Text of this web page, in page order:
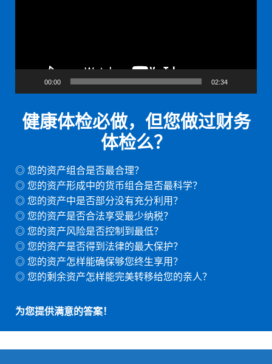
00:00 02:34
健康体检必做，但您做过财务
体检么？
◎ 您的资产组合是否最合理？
◎ 您的资产形成中的货币组合是否最科学？
◎ 您的资产中是否部分没有充分利用？
◎ 您的资产是否合法享受最少纳税？
◎ 您的资产风险是否控制到最低？
◎ 您的资产是否得到法律的最大保护？
◎ 您的资产怎样能确保够您终生享用？
◎ 您的剩余资产怎样能完美转移给您的亲人？
为您提供满意的答案！